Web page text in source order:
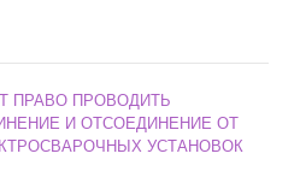
ПРАВО ПРОВОДИТЬ
И ОТСОЕДИНЕНИЕ ОТ
УСТАНОВОК